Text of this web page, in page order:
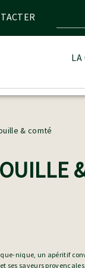
sur Instagram
LA
& comté
nique, un apéritif
ses saveurs provençales.